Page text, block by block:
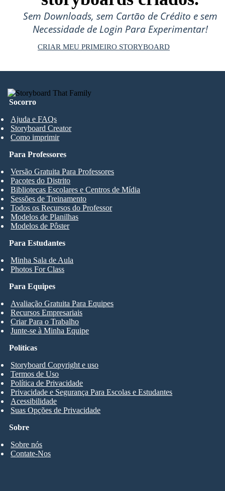
Sem Downloads, sem Cartão de Crédito e sem
Necessidade de Login Para Experimentar!
CRIAR MEU PRIMEIRO STORYBOARD
Socorro
Ajuda e FAQs
Storyboard Creator
Como imprimir
Para Estudantes
Minha Sala de Aula
Photos For Class
Para Professores
Versão Gratuita Para Professores
Pacotes do Distrito
Bibliotecas Escolares e Centros de Mídia
Sessões de Treinamento
Todos os Recursos do Professor
Modelos de Planilhas
Modelos de Pôster
Para Equipes
Avaliação Gratuita Para Equipes
Recursos Empresariais
Criar Para o Trabalho
Junte-se à Minha Equipe
Sobre
Sobre nós
Contate-Nos
Políticas
Storyboard Copyright e uso
Termos de Uso
Política de Privacidade
Privacidade e Segurança Para Escolas e Estudantes
Acessibilidade
Suas Opções de Privacidade